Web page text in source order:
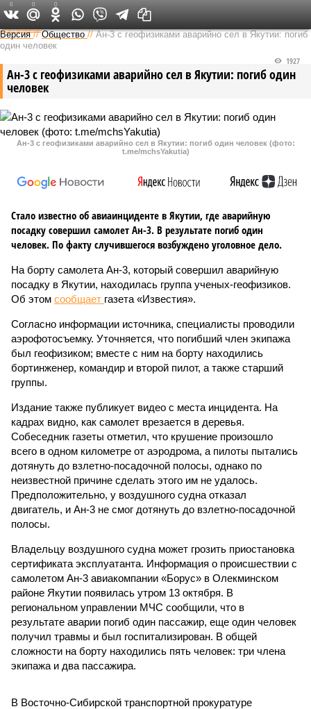
Федеральный выпуск
Версия //Общество //Ан-3 с геофизиками аварийно сел в Якутии: погиб
один человек
Ан-3 с геофизиками аварийно сел в Якутии: погиб один
человек
1927
Ан-3 с геофизиками аварийно сел в Якутии: погиб один человек (фото:
t.me/mchsYakutia)
Стало известно об авиаинциденте в Якутии, где аварийную
посадку совершил самолет Ан-3. В результате погиб один
человек. По факту случившегося возбуждено уголовное дело.
На борту самолета Ан-3, который совершил аварийную
посадку в Якутии, находилась группа ученых-геофизиков.
Об этом сообщает газета «Известия».
Согласно информации источника, специалисты проводили
аэрофотосъемку. Уточняется, что погибший член экипажа
был геофизиком; вместе с ним на борту находились
бортинженер, командир и второй пилот, а также старший
группы.
Издание также публикует видео с места инцидента. На
кадрах видно, как самолет врезается в деревья.
Собеседник газеты отметил, что крушение произошло
всего в одном километре от аэродрома, а пилоты пытались
дотянуть до взлетно-посадочной полосы, однако по
неизвестной причине сделать этого им не удалось.
Предположительно, у воздушного судна отказал
двигатель, и Ан-3 не смог дотянуть до взлетно-посадочной
полосы.
Владельцу воздушного судна может грозить приостановка
сертификата эксплуатанта. Информация о происшествии с
самолетом Ан-3 авиакомпании «Борус» в Олекминском
районе Якутии появилась утром 13 октября. В
региональном управлении МЧС сообщили, что в
результате аварии погиб один пассажир, еще один человек
получил травмы и был госпитализирован. В общей
сложности на борту находились пять человек: три члена
экипажа и два пассажира.
В Восточно-Сибирской транспортной прокуратуре
0 0 0